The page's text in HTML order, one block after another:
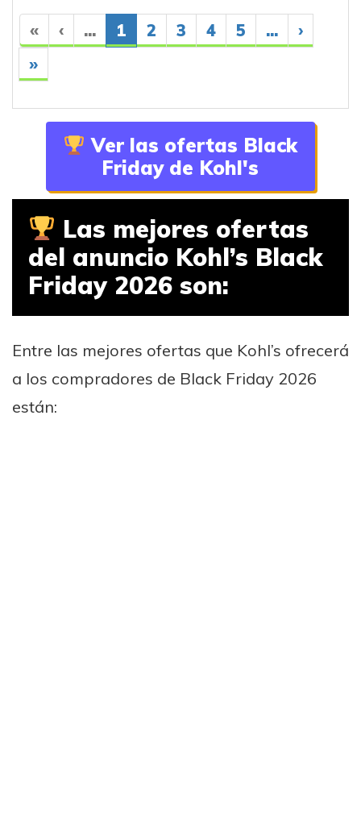
« ‹ ... 1 2 3 4 5 ...
›
»
Ver las ofertas Black
Friday de Kohl's
Las mejores ofertas
del anuncio Kohl’s Black
Friday 2026 son:
Entre las mejores ofertas que Kohl’s ofrecerá
a los compradores de Black Friday 2026
están: